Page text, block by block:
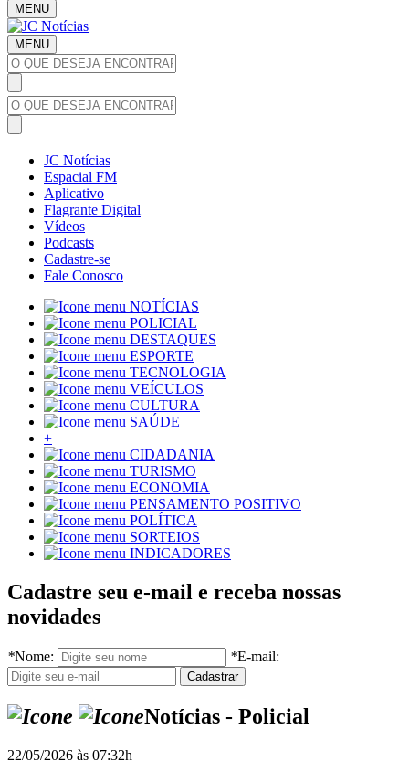
MENU
MENU
JC Notícias
Espacial FM
Aplicativo
Flagrante Digital
Vídeos
Podcasts
Cadastre-se
Fale Conosco
NOTÍCIAS
POLICIAL
DESTAQUES
ESPORTE
TECNOLOGIA
VEÍCULOS
CULTURA
SAÚDE
+
CIDADANIA
TURISMO
ECONOMIA
PENSAMENTO POSITIVO
POLÍTICA
SORTEIOS
INDICADORES
Cadastre seu e-mail e receba nossas
novidades
*Nome: *E-mail:
Notícias - Policial
22/05/2026 às 07:32h